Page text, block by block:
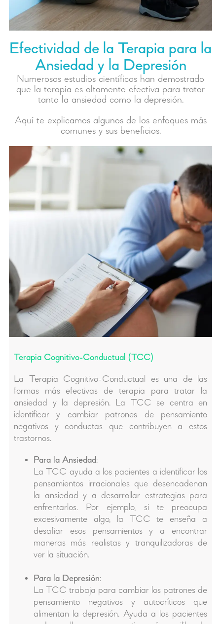
Efectividad de la Terapia para la
Ansiedad y la Depresión
Numerosos estudios científicos han demostrado
que la terapia es altamente efectiva para tratar
tanto la ansiedad como la depresión.
Aquí te explicamos algunos de los enfoques más
comunes y sus beneficios.
Terapia Cognitivo-Conductual (TCC)
La Terapia Cognitivo-Conductual es una de las
formas más efectivas de terapia para tratar la
ansiedad y la depresión. La TCC se centra en
identificar y cambiar patrones de pensamiento
negativos y conductas que contribuyen a estos
trastornos.
Para la Ansiedad:
La TCC ayuda a los pacientes a identificar los
pensamientos irracionales que desencadenan
la ansiedad y a desarrollar estrategias para
enfrentarlos. Por ejemplo, si te preocupa
excesivamente algo, la TCC te enseña a
desafiar esos pensamientos y a encontrar
maneras más realistas y tranquilizadoras de
ver la situación.
Para la Depresión:
La TCC trabaja para cambiar los patrones de
pensamiento negativos y autocríticos que
alimentan la depresión. Ayuda a los pacientes